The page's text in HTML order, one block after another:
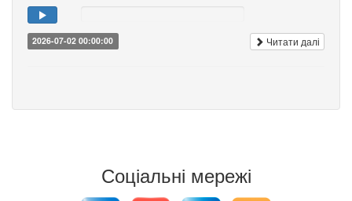
2026-07-02 00:00:00 Читати далі
Соціальні мережі